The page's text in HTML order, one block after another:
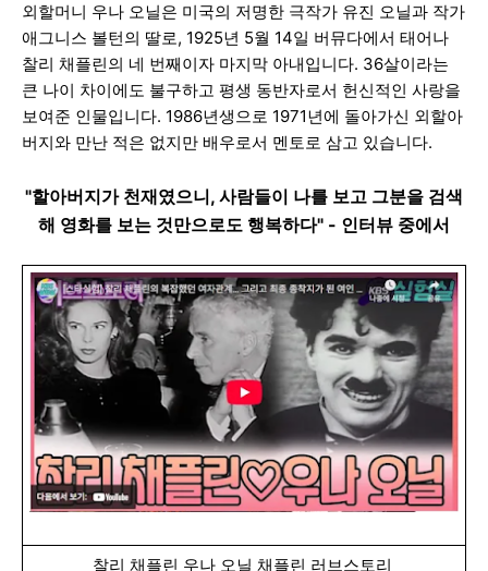
외할머니 우나 오닐은 미국의 저명한 극작가 유진 오닐과 작가
애그니스 볼턴의 딸로, 1925년 5월 14일 버뮤다에서 태어나
찰리 채플린의 네 번째이자 마지막 아내입니다. 36살이라는
큰 나이 차이에도 불구하고 평생 동반자로서 헌신적인 사랑을
보여준 인물입니다. 1986년생으로 1971년에 돌아가신 외할아
버지와 만난 적은 없지만 배우로서 멘토로 삼고 있습니다.
"할아버지가 천재였으니, 사람들이 나를 보고 그분을 검색
해 영화를 보는 것만으로도 행복하다" - 인터뷰 중에서
찰리 채플린 우나 오닐 채플린 러브스토리